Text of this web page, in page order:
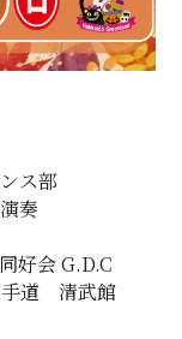
ス部
奏
会 G.D.C
道 清武館